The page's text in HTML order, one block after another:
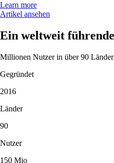
Learn more
Artikel ansehen
Ein weltweit
Millionen Nutzer in über 90
Gegründet
2016
Länder
90
Nutzer
150 Mio